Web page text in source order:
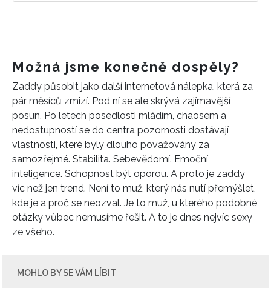
INFORMACE
REDAKCE
Možná jsme konečně dospěly?
Zaddy působit jako další internetová nálepka, která za
pár měsíců zmizí. Pod ní se ale skrývá zajímavější
posun. Po letech posedlosti mládím, chaosem a
nedostupností se do centra pozornosti dostávají
vlastnosti, které byly dlouho považovány za
samozřejmé. Stabilita. Sebevědomí. Emoční
inteligence. Schopnost být oporou. A proto je zaddy
víc než jen trend. Není to muž, který nás nutí přemýšlet,
kde je a proč se neozval. Je to muž, u kterého podobné
otázky vůbec nemusíme řešit. A to je dnes nejvíc sexy
ze všeho.
MOHLO BY SE VÁM LÍBIT